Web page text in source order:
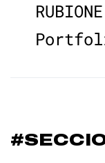
de
post: